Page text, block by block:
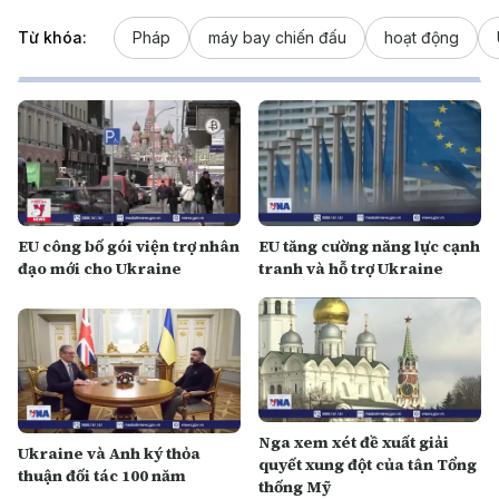
Từ khóa: Pháp máy bay chiến đấu hoạt động
EU công bố gói viện trợ nhân
đạo mới cho Ukraine
EU tăng cường năng lực cạnh
tranh và hỗ trợ Ukraine
Ukraine và Anh ký thỏa
thuận đối tác 100 năm
Nga xem xét đề xuất giải
quyết xung đột của tân Tổng
thống Mỹ